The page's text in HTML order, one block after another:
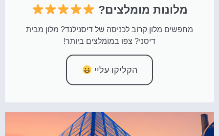
מלונות מומלצים?
מחפשים מלון קרוב לכניסה של דיסנילנד? מלון מבית
דיסני? צפו במומלצים ביותר!
הקליקו עליי